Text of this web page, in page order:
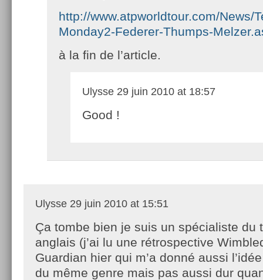
http://www.atpworldtour.com/News/
Monday2-Federer-Thumps-
à la fin de l’article.
Ulysse 29 juin 2010 at 18:57
Good !
Ulysse 29 juin 2010 at 15:51
Ça tombe bien je suis un spécialiste du
anglais (j’ai lu une rétrospective
Guardian hier qui m’a donné aussi
du même genre mais pas aussi dur